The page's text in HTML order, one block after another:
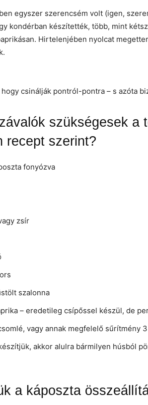
egyszer szerencsém volt (igen,
kondérban készítették, több, mint
Hirtelenjében nyolcat
csinálják pontról-pontra – s azóta
szükségesek a
recept szerint?
fonyózva
zsír
szalonna
– eredetileg csípőssel készül, de
vagy annak megfelelő sűrítmény
akkor alulra bármilyen húsból
a káposzta